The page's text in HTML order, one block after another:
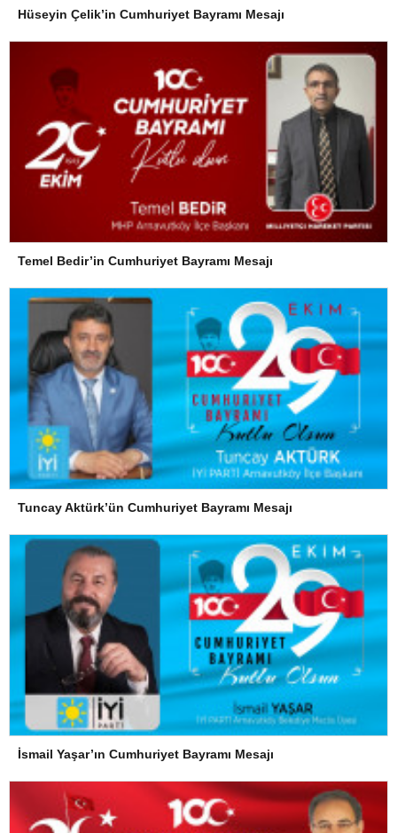
Hüseyin Çelik’in Cumhuriyet Bayramı Mesajı
Temel Bedir’in Cumhuriyet Bayramı Mesajı
Tuncay Aktürk’ün Cumhuriyet Bayramı Mesajı
İsmail Yaşar’ın Cumhuriyet Bayramı Mesajı